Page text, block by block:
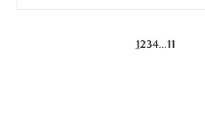
1234...11